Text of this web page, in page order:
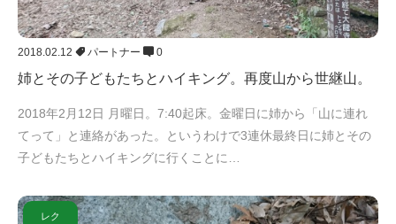
2018.02.12 パートナー 0
姉とその子どもたちとハイキング。再度山から世継山。
2018年2月12日 月曜日。7:40起床。金曜日に姉から「山に連れ
てって」と連絡があった。というわけで3連休最終日に姉とその
子どもたちとハイキングに行くことに…
レク